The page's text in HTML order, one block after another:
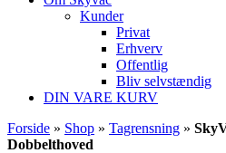
Kunder
Privat
Erhverv
Offentlig
Bliv selvstændig
DIN VARE KURV
Forside » Shop » Tagrensning »
Dobbelthoved